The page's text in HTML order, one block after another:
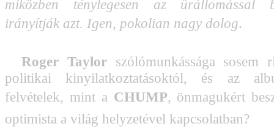
miközben ténylegesen az űrállomással
irányítják azt. Igen, pokolian nagy dolog.
Roger Taylorszólómunkássága sosem
politikai kinyilatkoztatásoktól, és az
felvételek, mint a  CHUMP, önmagukért
optimista a világ helyzetével kapcsolatban?